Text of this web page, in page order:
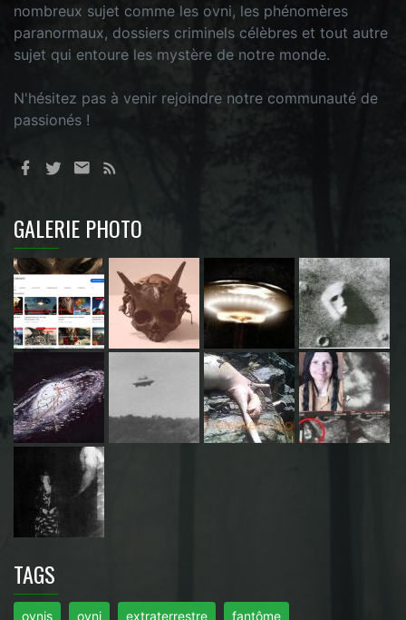
nombreux sujet comme les ovni, les phénomères
paranormaux, dossiers criminels célèbres et tout autre
sujet qui entoure les mystère de notre monde.
N'hésitez pas à venir rejoindre notre communauté de
passionés !
GALERIE PHOTO
TAGS
ovnis ovni extraterrestre fantôme